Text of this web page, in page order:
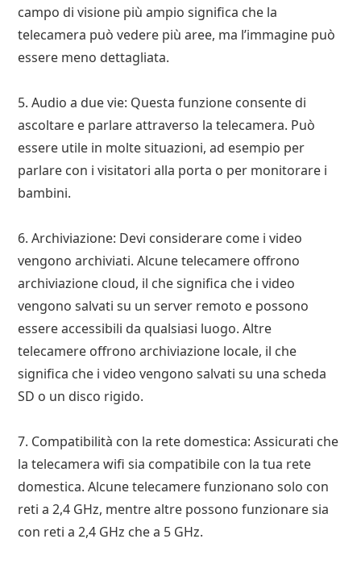
campo di visione più ampio significa che la
telecamera può vedere più aree, ma l’immagine può
essere meno dettagliata.
5. Audio a due vie: Questa funzione consente di
ascoltare e parlare attraverso la telecamera. Può
essere utile in molte situazioni, ad esempio per
parlare con i visitatori alla porta o per monitorare i
bambini.
6. Archiviazione: Devi considerare come i video
vengono archiviati. Alcune telecamere offrono
archiviazione cloud, il che significa che i video
vengono salvati su un server remoto e possono
essere accessibili da qualsiasi luogo. Altre
telecamere offrono archiviazione locale, il che
significa che i video vengono salvati su una scheda
SD o un disco rigido.
7. Compatibilità con la rete domestica: Assicurati che
la telecamera wifi sia compatibile con la tua rete
domestica. Alcune telecamere funzionano solo con
reti a 2,4 GHz, mentre altre possono funzionare sia
con reti a 2,4 GHz che a 5 GHz.